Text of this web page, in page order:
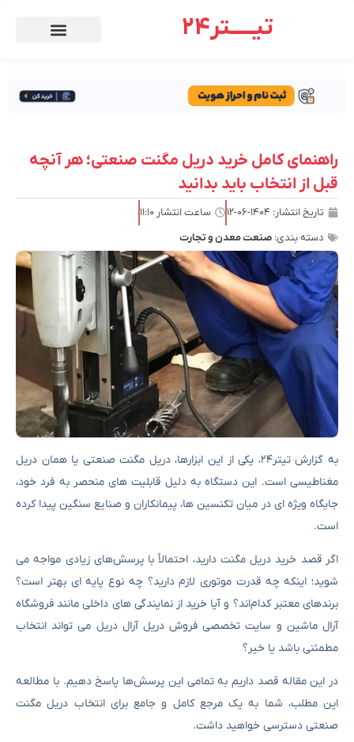
تیـــــتر24
راهنمای کامل خرید دریل مگنت صنعتی؛ هر آنچه
قبل از انتخاب باید بدانید
تاریخ انتشار: ۱۴۰۴-۰۶-۱۲ ساعت انتشار ۱۱:۱۰
دسته بندی: صنعت معدن و تجارت
به گزارش تیتر۲۴، یکی از این ابزارها، دریل مگنت صنعتی یا همان دریل
مغناطیسی است. این دستگاه به دلیل قابلیت‌ های منحصر به ‌فرد خود،
جایگاه ویژه ‌ای در میان تکنسین‌ ها، پیمانکاران و صنایع سنگین پیدا کرده
است.
اگر قصد خرید دریل مگنت دارید، احتمالاً با پرسش‌های زیادی مواجه می‌
شوید؛ اینکه چه قدرت موتوری لازم دارید؟ چه نوع پایه ‌ای بهتر است؟
برندهای معتبر کدام‌اند؟ و آیا خرید از نمایندگی‌ های داخلی مانند فروشگاه
آرال ماشین و سایت تخصصی فروش دریل آرال دریل می ‌تواند انتخاب
مطمئنی باشد یا خیر؟
در این مقاله قصد داریم به تمامی این پرسش‌ها پاسخ دهیم. با مطالعه
این مطلب، شما به یک مرجع کامل و جامع برای انتخاب دریل مگنت
صنعتی دسترسی خواهید داشت.